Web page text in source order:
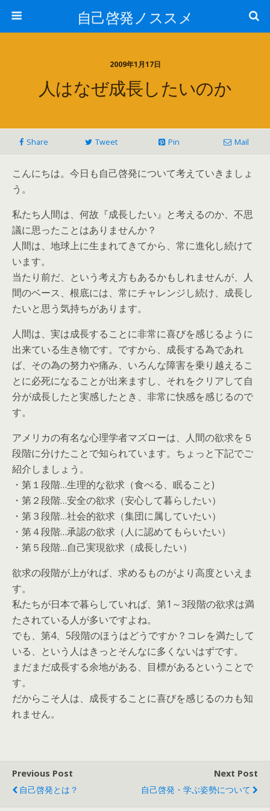
自己啓発ノススメ
2009年1月17日
人はなぜ成長したいのか
Share Tweet Pin Mail
こんにちは。今日も自己啓発について考えていきましょ
う。
私たち人間は、何故『成長したい』と考えるのか、不思
議に思ったことはありませんか？
人間は、地球上に生まれてきてから、常に進化し続けて
います。
当たり前だ、という考え方もあるかもしれませんが、人
間のベース、根底には、常にチャレンジし続け、成長し
たいと思う気持ちがあります。
人間は、実は成長することに非常に喜びを感じるように
出来ている生き物です。ですから、成長する為であれ
ば、その為の努力や痛み、いろんな障害を乗り越えるこ
とに必死になることが出来ますし、それをクリアして自
分が成長したと実感したとき、非常に快感を感じるので
す。
アメリカの有名な心理学者マズローは、人間の欲求を５
段階に分けたことで知られています。ちょっと下記でご
紹介しましょう。
・第１段階…生理的な欲求（食べる、眠ること)
・第２段階…安全の欲求（安心して暮らしたい）
・第３段階…社会的欲求（集団に属していたい）
・第４段階…承認の欲求（人に認めてもらいたい）
・第５段階…自己実現欲求（成長したい）
欲求の段階が上がれば、求めるものがより高度といえま
す。
私たちが日本で暮らしていれば、第1～3段階の欲求は満
たされている人が多いですよね。
でも、第4、5段階のほうはどうですか？コレを満たして
いる、という人はきっとそんなに多くないはずです。
まだまだ成長する余地がある、目標があるということで
す。
だからこそ人は、成長することに喜びを感じるのカも知
れません。
Previous Post
自己啓発とは？
Next Post
自己啓発・学ぶ姿勢について